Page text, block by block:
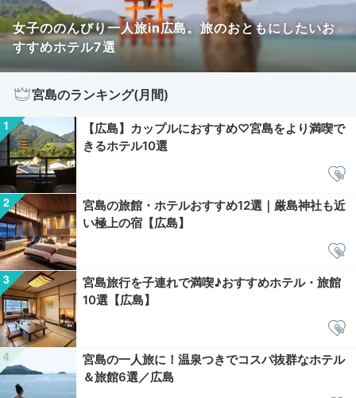
女子ののんびり一人旅in広島。旅のおともにしたいお
すすめホテル7選
宮島のランキング(月間)
【広島】カップルにおすすめ♡宮島をより満喫で
きるホテル10選
宮島の旅館・ホテルおすすめ12選｜厳島神社も近
い極上の宿【広島】
宮島旅行を子連れで満喫♪おすすめホテル・旅館
10選【広島】
宮島の一人旅に！温泉つきでコスパ抜群なホテル
＆旅館6選／広島